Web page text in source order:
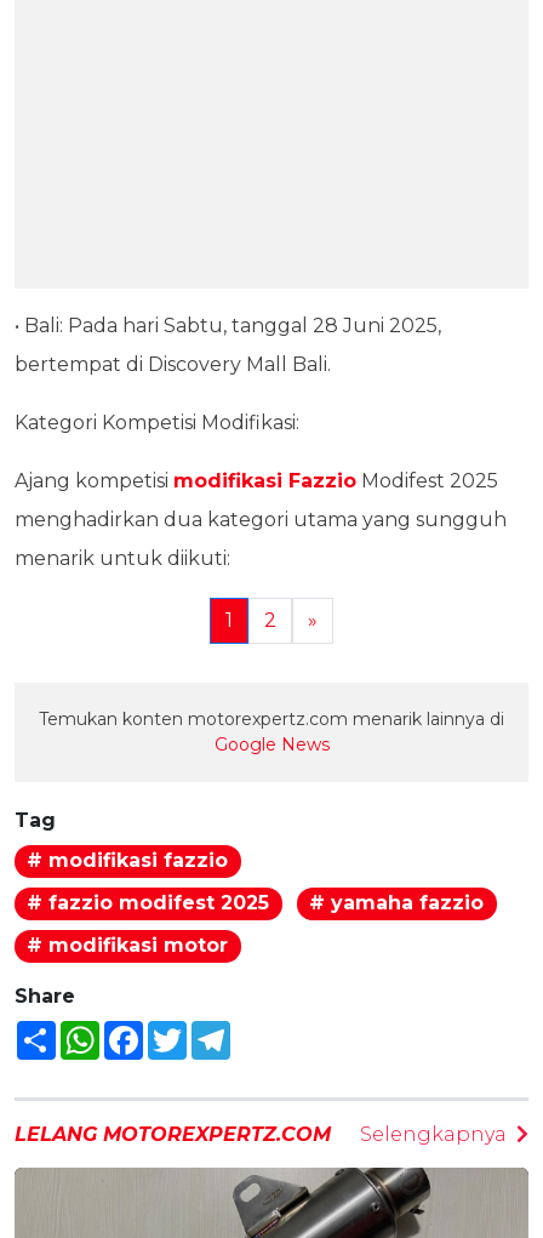
• Bali: Pada hari Sabtu, tanggal 28 Juni 2025,
bertempat di Discovery Mall Bali.
Kategori Kompetisi Modifikasi:
Ajang kompetisi modifikasi Fazzio Modifest 2025
menghadirkan dua kategori utama yang sungguh
menarik untuk diikuti:
1 2 »
Temukan konten motorexpertz.com menarik lainnya di
Google News
Tag
# modifikasi fazzio
# fazzio modifest 2025
# yamaha fazzio
# modifikasi motor
Share
Share WhatsAppFacebook
Twitter
LELANG MOTOREXPERTZ.COM Selengkapnya